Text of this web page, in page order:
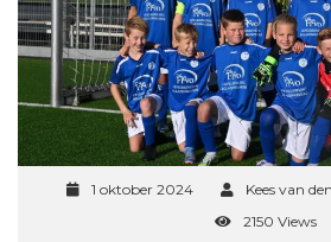
1 oktober 2024 Kees van
2150 Views